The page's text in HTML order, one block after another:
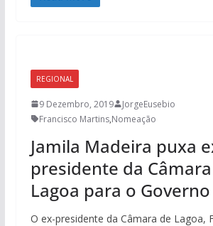
REGIONAL
9 Dezembro, 2019
JorgeEusebio
Francisco Martins,Nomeação
Jamila Madeira puxa
presidente da
Lagoa para o Governo
O ex-presidente da Câmara de Lagoa,